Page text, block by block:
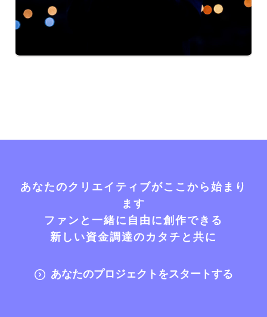
あなたのクリエイティブがここから始まり
ます
ファンと一緒に自由に創作できる
新しい資金調達のカタチと共に
あなたのプロジェクトをスタートする